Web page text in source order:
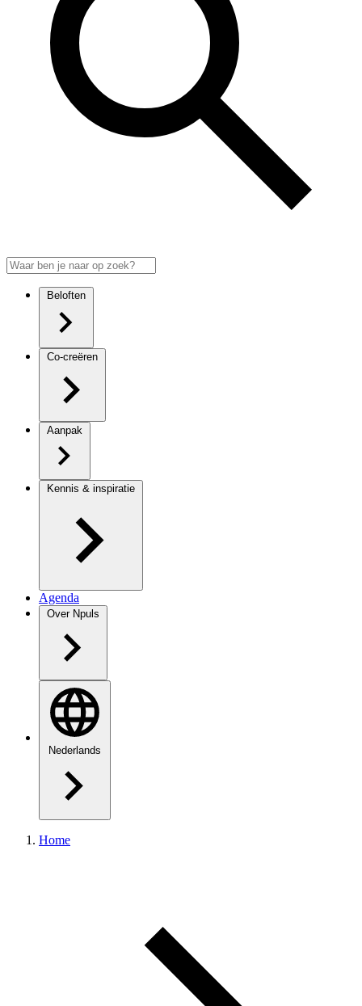
Beloften
Co-creëren
Aanpak
Kennis & inspiratie
Agenda
Over Npuls
Nederlands
Home